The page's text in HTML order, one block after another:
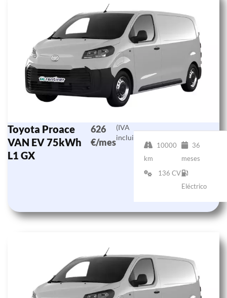
Toyota Proace
VAN EV 75kWh
L1 GX
626
€/mes
(IVA
incluido)
10000
km
36
meses
136 CV
Eléctrico